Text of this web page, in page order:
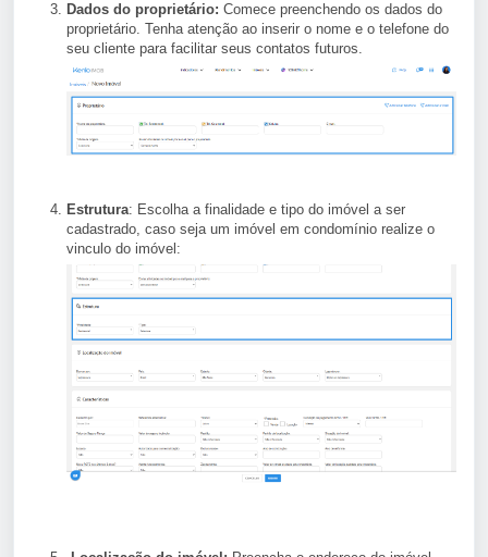
Dados do proprietário: Comece preenchendo os dados do
proprietário. Tenha atenção ao inserir o nome e o telefone do
seu cliente para facilitar seus contatos futuros.
Estrutura: Escolha a finalidade e tipo do imóvel a ser
cadastrado, caso seja um imóvel em condomínio realize o
vinculo do imóvel: